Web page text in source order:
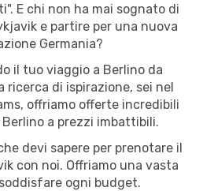
E chi non ha mai sognato di
e partire per una nuova
Germania?
il tuo viaggio a Berlino da
ricerca di ispirazione, sei nel
offriamo offerte incredibili
a prezzi imbattibili.
devi sapere per prenotare il
con noi. Offriamo una vasta
ogni budget.